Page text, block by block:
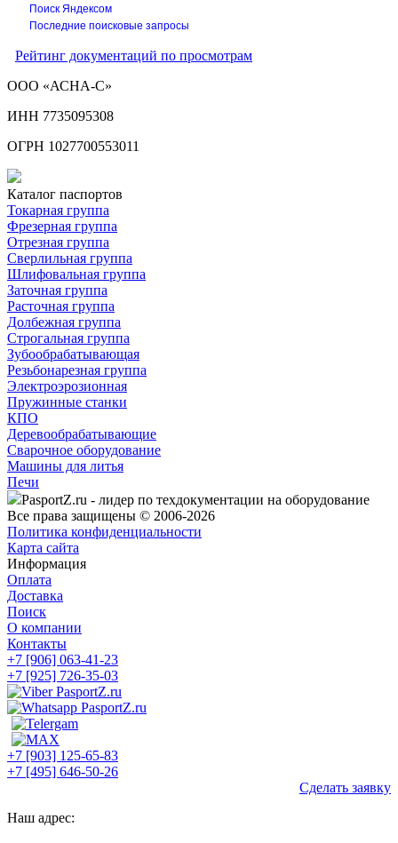
Поиск Яндексом
Последние поисковые запросы
Рейтинг документаций по просмотрам
ООО «АСНА-С»
ИНН 7735095308
ОГРН 1027700553011
Каталог паспортов
Токарная группа
Фрезерная группа
Отрезная группа
Сверлильная группа
Шлифовальная группа
Заточная группа
Расточная группа
Долбежная группа
Строгальная группа
Зубообрабатывающая
Резьбонарезная группа
Электроэрозионная
Пружинные станки
КПО
Деревообрабатывающие
Сварочное оборудование
Машины для литья
Печи
PasportZ.ru - лидер по техдокументации на оборудование
Все права защищены © 2006-2026
Политика конфиденциальности
Карта сайта
Информация
Оплата
Доставка
Поиск
О компании
Контакты
+7 [906] 063-41-23
+7 [925] 726-35-03
+7 [903] 125-65-83
+7 [495] 646-50-26
Сделать заявку
Наш адрес: